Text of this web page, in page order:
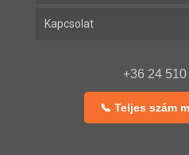
Kapcsolat
+36 24
📞 Teljes szám